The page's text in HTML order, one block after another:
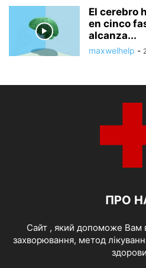
El cerebro
en cinco
alcanza...
maxwelhelp -
ПРО
Cайт , який допоможе Вам
захворювання, метод